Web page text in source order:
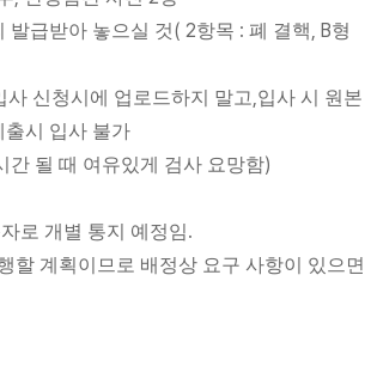
발급받아 놓으실 것( 2항목 : 폐 결핵 , B형
신청시에 업로드하지 말고 입사 시 원본
출시 입사 불가
간 될 때 여유있게 검사 요망함)
로 개별 통지 예정임.
할 계획이므로 배정상 요구 사항이 있으면